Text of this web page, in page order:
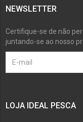
NEWSLETTER
Certifique-se de não
juntando-se ao nosso
LOJA IDEAL PESCA